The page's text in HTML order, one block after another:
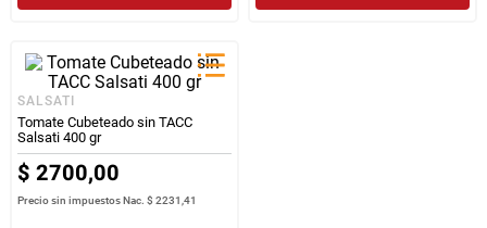
SALSATI
Tomate Cubeteado sin TACC
Salsati 400 gr
$ 2700,00
Precio sin impuestos Nac.$ 2231,41